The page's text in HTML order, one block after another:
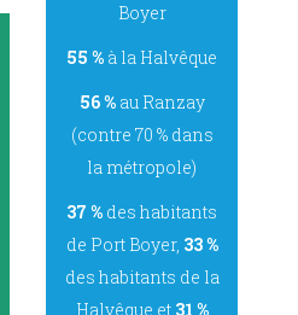
Boyer
55 % à la Halvêque
56 % au Ranzay
(contre 70 % dans
la métropole)
37 % des habitants
de Port Boyer, 33 %
des habitants de la
Halvêque et 31 %